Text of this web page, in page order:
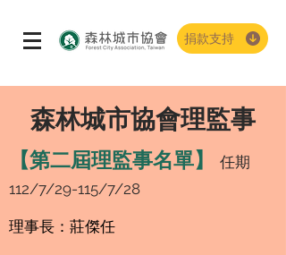
捐款支持
​森林城市協會理監事
【第二屆理監事名單】 任期
112/7/29-115/7/28
理事長：莊傑任